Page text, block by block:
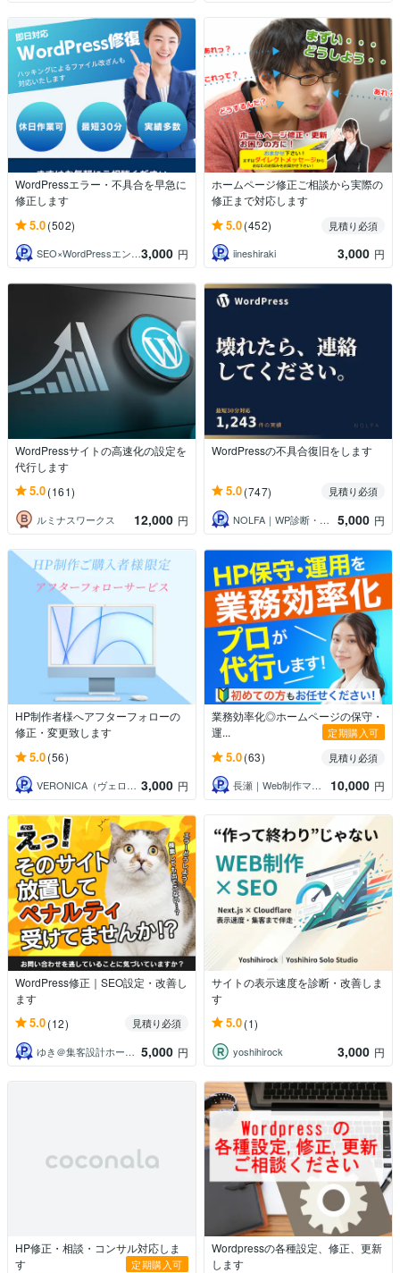
WordPressエラー・不具合を早急に
修正します
5.0(502)
SEO×WordPressエンジニア瀬尾 3,000 円
ホームページ修正ご相談から実際の
修正まで対応します
5.0(452)
見積り必須
iineshiraki
3,000 円
WordPressサイトの高速化の設定を
代行します
5.0(161)
ルミナスワークス 12,000 円
WordPressの不具合復旧をします
5.0(747)
見積り必須
NOLFA｜WP診断・復旧・トラブル対応
5,000 円
HP制作者様へアフターフォローの
修正・変更致します
5.0(56)
VERONICA（ヴェロニカ） 3,000 円
業務効率化◎ホームページの保守・
運...
定期購入可
5.0(63)
見積り必須
長瀬｜Web制作マーケティング
10,000 円
WordPress修正｜SEO設定・改善し
ます
5.0(12)
見積り必須
ゆき＠集客設計ホームページ制作
5,000 円
サイトの表示速度を診断・改善しま
す
5.0(1)
yoshihirock 3,000 円
HP修正・相談・コンサル対応しま
す
定期購入可
Wordpressの各種設定、修正、更新
します